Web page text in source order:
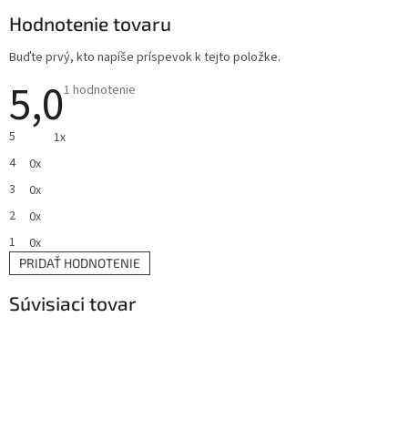
Hodnotenie tovaru
Buďte prvý, kto napíše príspevok k tejto položke.
5,0Priemerné
5,0
1 hodnotenie
5
1x
4
0x
3
0x
2
0x
1
0x
PRIDAŤ HODNOTENIE
ý
Súvisiaci tovar